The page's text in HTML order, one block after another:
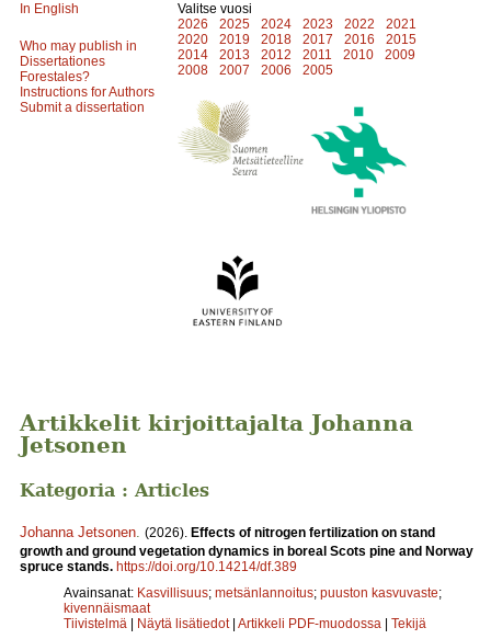
In English
Who may publish in
Dissertationes
Forestales?
Instructions for Authors
Submit a dissertation
Valitse vuosi
2026
2025 2024 2023 2022
2021
2020
2019 2018 2017 2016
2015
2014
2013 2012 2011 2010
2009
2008
2007 2006 2005
Artikkelit kirjoittajalta Johanna
Jetsonen
Kategoria : Articles
Johanna Jetsonen (2026). Effects of nitrogen fertilization on stand
growth and ground vegetation dynamics in boreal Scots pine and Norway
spruce stands. https://doi.org/10.14214/df.389
Avainsanat: Kasvillisuus; metsänlannoitus; puuston kasvuvaste;
kivennäismaat
Tiivistelmä | Näytä lisätiedot | Artikkeli PDF-muodossa | Tekijä